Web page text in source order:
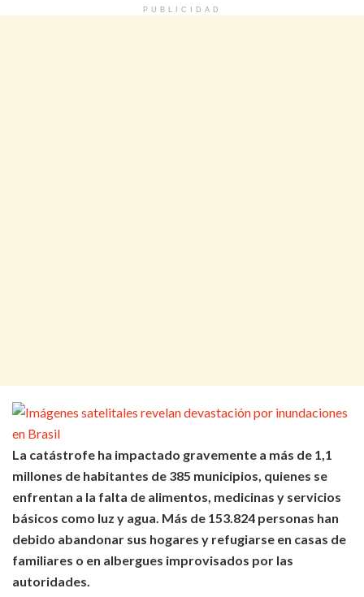
PUBLICIDAD
La catástrofe ha impactado gravemente a más de 1,1
millones de habitantes de 385 municipios, quienes se
enfrentan a la falta de alimentos, medicinas y servicios
básicos como luz y agua. Más de 153.824 personas han
debido abandonar sus hogares y refugiarse en casas de
familiares o en albergues improvisados por las
autoridades.